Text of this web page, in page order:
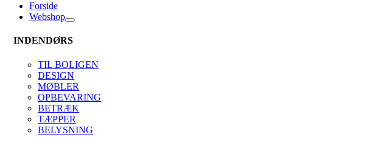
Forside
Webshop
INDENDØRS
TIL BOLIGEN
DESIGN
MØBLER
OPBEVARING
BETRÆK
TÆPPER
BELYSNING